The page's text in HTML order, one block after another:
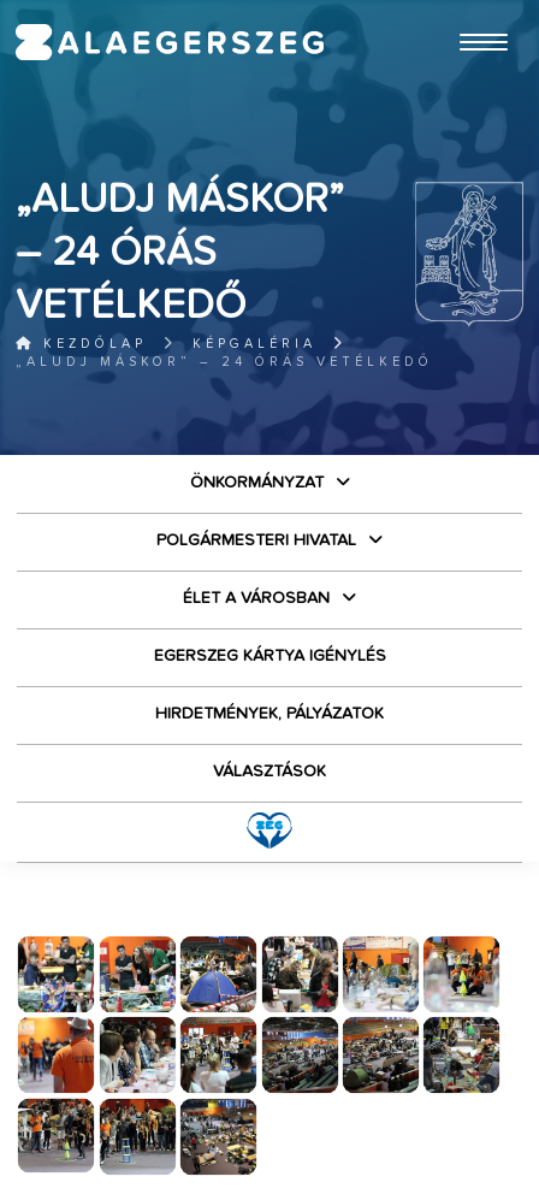
„ALUDJ MÁSKOR”
– 24 ÓRÁS
VETÉLKEDŐ
KEZDŐLAP
KÉPGALÉRIA
„ALUDJ MÁSKOR” – 24 ÓRÁS VETÉLKEDŐ
ÖNKORMÁNYZAT
POLGÁRMESTERI HIVATAL
ÉLET A VÁROSBAN
EGERSZEG KÁRTYA IGÉNYLÉS
HIRDETMÉNYEK, PÁLYÁZATOK
VÁLASZTÁSOK